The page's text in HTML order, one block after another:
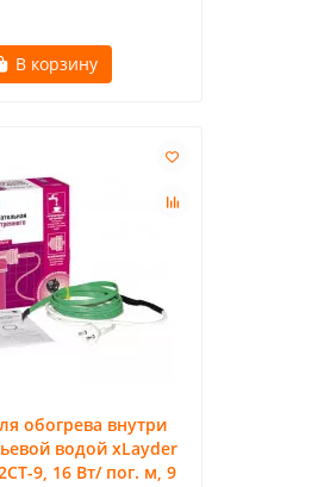
В корзину
обогрева внутри
водой xLayder
9, 16 Вт/ пог. м, 9